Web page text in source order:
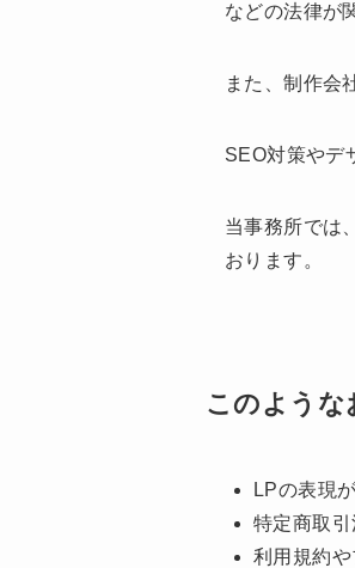
などの法律が
また、制作会
SEO対策やデ
当事務所では
おります。
このような
LPの表現
特定商取
利用規約